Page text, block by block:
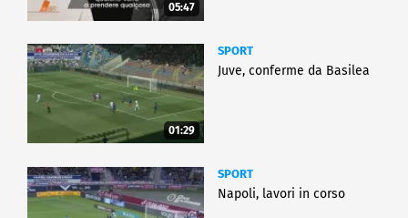
05:47
01:29
SPORT
Juve, conferme da Basilea
SPORT
Napoli, lavori in corso